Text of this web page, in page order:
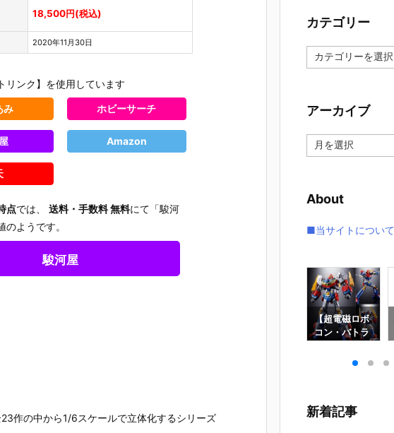
18,500円(税込)
2020年11月30日
リンク】を使用しています
み ホビーサーチ
Amazon
点では、送料・手数料 無料にて「駿河
のようです。
駿河屋
作の中から1/6スケールで立体化するシリーズ
カテゴリー
カ
テ
ー
アーカイブ
ー
ブ
About
■当サイトについて
予約【バ
イ】より
7年1月発売予
定♪
動フィギュア
予約【バンダ
【超電磁ロボ
コン・バトラ
魂『GX-121
ア予約【バン
新着記事